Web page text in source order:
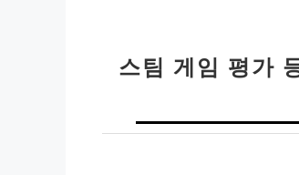
스팀 게임 평가